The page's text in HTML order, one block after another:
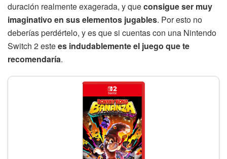
duración realmente exagerada, y queconsigue ser muy
imaginativo en sus elementos jugables. Por esto no
deberías perdértelo, y es que si cuentas con una Nintendo
Switch 2 estees indudablemente el juego que te
recomendaría.